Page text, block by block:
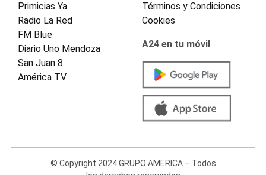
Primicias Ya
Radio La Red
FM Blue
Diario Uno Mendoza
San Juan 8
América TV
Términos y Condiciones
Cookies
A24 en tu móvil
© Copyright 2024 GRUPO AMERICA – Todos